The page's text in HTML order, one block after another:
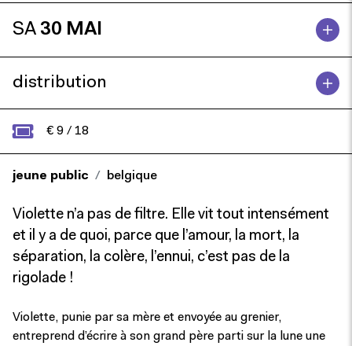
SA 30 MAI
distribution
€ 9 / 18
jeune public belgique
Violette n’a pas de filtre. Elle vit tout intensément
et il y a de quoi, parce que l’amour, la mort, la
séparation, la colère, l’ennui, c’est pas de la
rigolade !
Violette, punie par sa mère et envoyée au grenier,
entreprend d’écrire à son grand père parti sur la lune une